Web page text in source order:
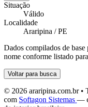
Situação
Válido
Localidade
Araripina / PE
Dados compilados de
nome conforme listado
Voltar para busca
© 2026 araripina.com.br •
com Softagon Sistemas —